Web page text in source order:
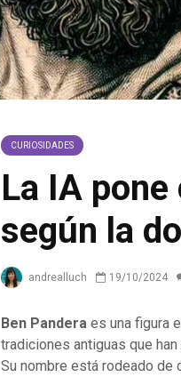
CURIOSIDADES
La IA pone
según la
andrealluch 19/10/2024
Ben Pandera es una figura
tradiciones antiguas que
Su nombre está rodeado